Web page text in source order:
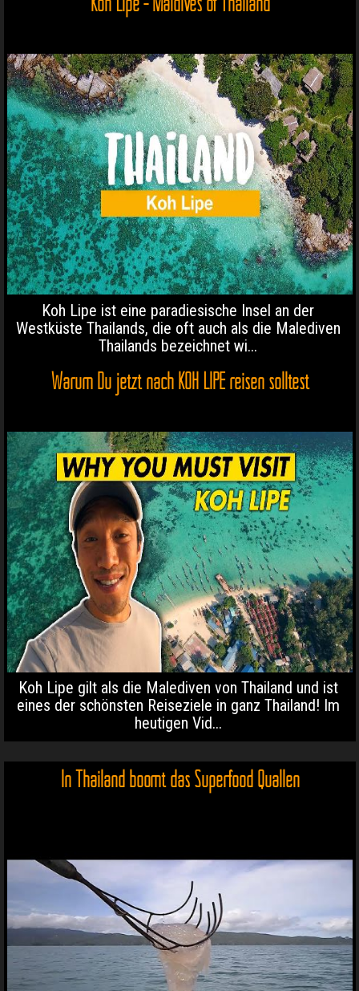
Koh Lipe ist eine paradiesische Insel an der
Westküste Thailands, die oft auch als die Malediven
Thailands bezeichnet wi...
Warum Du jetzt nach KOH LIPE reisen solltest
Koh Lipe gilt als die Malediven von Thailand und ist
eines der schönsten Reiseziele in ganz Thailand! Im
heutigen Vid...
In Thailand boomt das Superfood Quallen